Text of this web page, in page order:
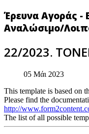
Έρευνα Αγοράς -
Αναλώσιμο/
22/2023.
05 Μάι 2023
This template is based on
Please find the
http://
The list of all possible